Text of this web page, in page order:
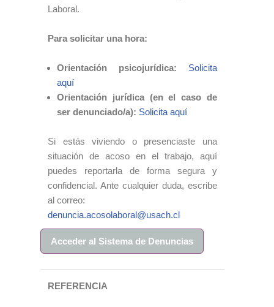
Laboral.
Para solicitar una hora:
Orientación psicojurídica:
Solicita
aquí
Orientación jurídica (en el caso de
ser denunciado/a): Solicita aquí
Si estás viviendo o presenciaste una
situación de acoso en el trabajo, aquí
puedes reportarla de forma segura y
confidencial. Ante cualquier duda, escribe
al correo:
denuncia.acosolaboral@usach.cl
Acceder al Sistema de Denuncias
REFERENCIA